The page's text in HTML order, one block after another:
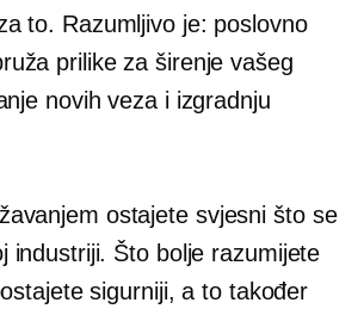
to. Razumljivo je: poslovno
prilike za širenje vašeg
novih veza i izgradnju
ostajete svjesni što se
industriji. Što bolje razumijete
sigurniji, a to također